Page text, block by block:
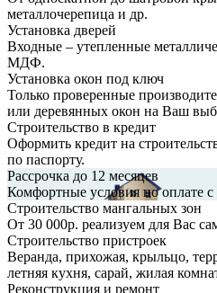
металлочерепица и др.
Установка дверей
Входные – утепленные
МДФ.
Установка окон под ключ
Только проверенные
или деревянных окон на Ваш
Строительство в кредит
Оформить кредит на
по паспорту.
Рассрочка до 12 месяцев
Комфортные условия по оплате с
Строительство мангальных зон
От 30 000р. реализуем для Вас
Строительство пристроек
Веранда, прихожая, крыльцо,
летняя кухня, сарай, жилая
Реконструкция и ремонт